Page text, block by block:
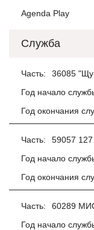
Agenda Play
Служба
Часть:
36085
Год начало
Год окончания
Часть:
59057
Год начало
Год окончания
Часть:
60289
Год начало